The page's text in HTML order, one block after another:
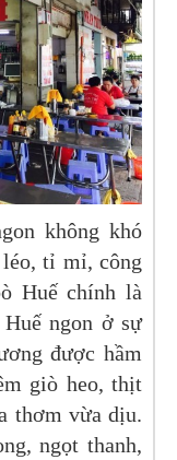
không khó
tỉ mỉ, công
Huế chính là
ngon ở sự
được hầm
giò heo, thịt
thơm vừa dịu.
ngọt thanh,